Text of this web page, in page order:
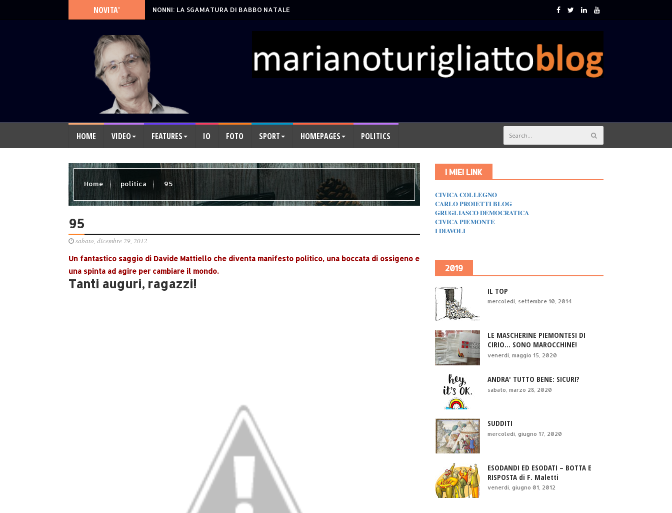
NOVITA' NONNI: LA SGAMATURA DI BABBO NATALE
HOME VIDEO FEATURES IO FOTO SPORT HOMEPAGES POLITICS
Home politica 95
95
sabato, dicembre 29, 2012
Un fantastico saggio di Davide Mattiello che diventa manifesto politico, una boccata di ossigeno e
una spinta ad agire per cambiare il mondo.
Tanti auguri, ragazzi!
I MIEI LINK
CIVICA COLLEGNO
CARLO PROIETTI BLOG
GRUGLIASCO DEMOCRATICA
CIVICA PIEMONTE
I DIAVOLI
2019
IL TOP
mercoledì, settembre 10, 2014
LE MASCHERINE PIEMONTESI DI
CIRIO... SONO MAROCCHINE!
venerdì, maggio 15, 2020
ANDRA' TUTTO BENE: SICURI?
sabato, marzo 28, 2020
SUDDITI
mercoledì, giugno 17, 2020
ESODANDI ED ESODATI – BOTTA E
RISPOSTA di F. Maletti
venerdì, giugno 01, 2012